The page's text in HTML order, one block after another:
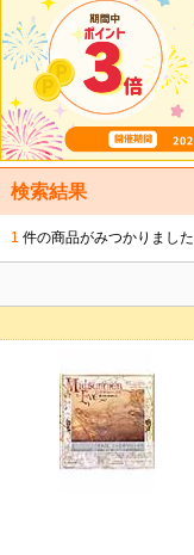
検索結果
1 件の商品がみつかりました